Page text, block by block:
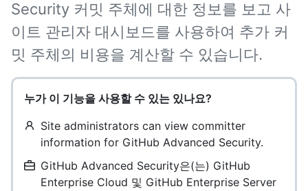
Security 커밋 주체에 대한 정보를 보고 사
이트 관리자 대시보드를 사용하여 추가 커
밋 주체의 비용을 계산할 수 있습니다.
누가 이 기능을 사용할 수 있는 있나요?
Site administrators can view committer
information for GitHub Advanced Security.
GitHub Advanced Security은(는) GitHub
Enterprise Cloud 및 GitHub Enterprise Server